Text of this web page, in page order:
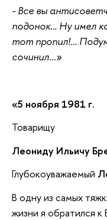
- Все вы
подонок… Ну имел
тот пропил!…
сочинил...»
«5 ноября 1981 г.
Товарищу
Леониду Ильичу
Глубокоуважаемый
В одну из самых
жизни я обратился